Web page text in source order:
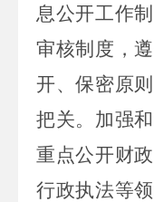
息公开工作
审核制度，
开、保密原
把关。加强
重点公开财
行政执法等